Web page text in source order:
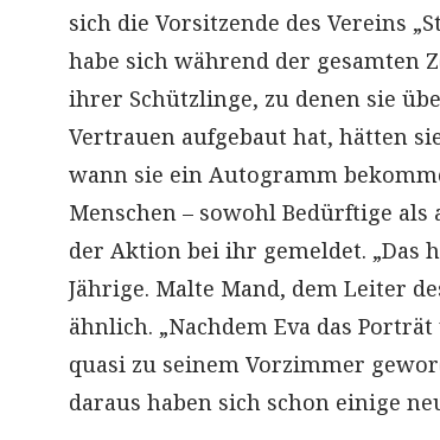
sich die Vorsitzende des Vereins
habe sich während der gesamten
ihrer Schützlinge, zu denen sie
Vertrauen aufgebaut hat, hätten
wann sie ein Autogramm
Menschen – sowohl Bedürftige als
der Aktion bei ihr gemeldet. „Das
Jährige. Malte Mand, dem Leiter
ähnlich. „Nachdem Eva das
quasi zu seinem Vorzimmer
daraus haben sich schon einige